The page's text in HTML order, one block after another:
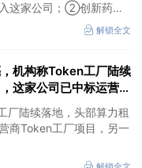
这家公司；②创新药
在创新药API的化学合成
治疗产品商业化受托生产
解锁全文
机构称Token工厂陆续
这家公司已中标运营商
厂陆续落地，头部算力租
商Token工厂项目，另一